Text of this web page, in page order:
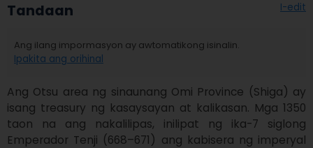
Tandaan I-edit
Ang ilang impormasyon ay awtomatikong isinalin.
Ipakita ang orihinal
Ang Otsu area ng sinaunang Omi Province (Shiga) ay
isang treasury ng kasaysayan at kalikasan. Mga 1350
taon na ang nakalilipas, inilipat ng ika-7 siglong
Emperador Tenji (668–671) ang kabisera ng imperyal